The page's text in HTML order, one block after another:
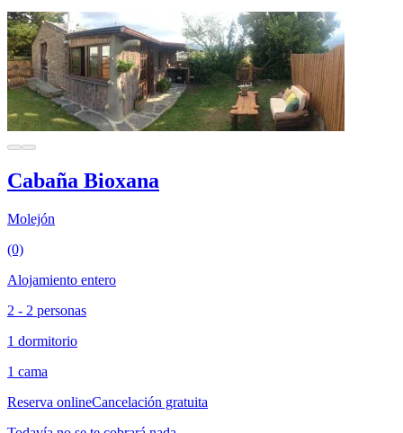
Cabaña Bioxana
Molejón
(0)
Alojamiento entero
2 - 2 personas
1 dormitorio
1 cama
Reserva onlineCancelación gratuita